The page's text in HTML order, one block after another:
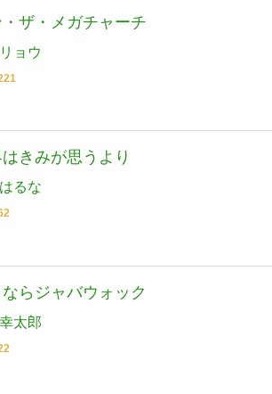
・ザ・メガチャーチ
ョウ
きみが思うより
るな
ならジャバウォック
太郎